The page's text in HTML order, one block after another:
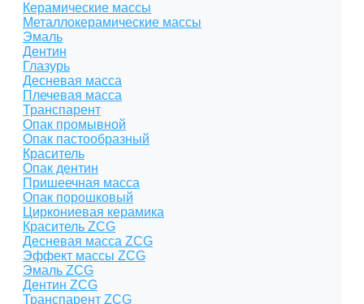
Керамические массы
Металлокерамические массы
Эмаль
Дентин
Глазурь
Десневая масса
Плечевая масса
Транспарент
Опак промывной
Опак пастообразный
Краситель
Опак дентин
Пришеечная масса
Опак порошковый
Циркониевая керамика
Краситель ZCG
Десневая масса ZCG
Эффект массы ZCG
Эмаль ZCG
Дентин ZCG
Транспарент ZCG